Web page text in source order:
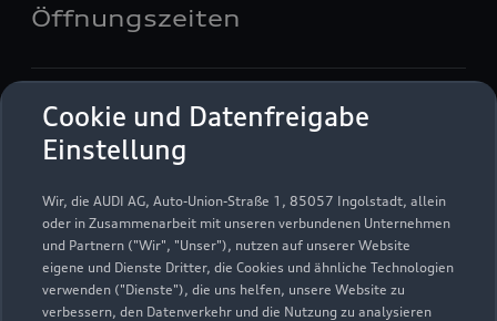
Cookie und Datenfreigabe
Einstellung
Wir, die AUDI AG, Auto-Union-Straße 1, 85057 Ingolstadt, allein
oder in Zusammenarbeit mit unseren verbundenen Unternehmen
und Partnern ("Wir", "Unser"), nutzen auf unserer Website
eigene und Dienste Dritter, die Cookies und ähnliche Technologien
verwenden ("Dienste"), die uns helfen, unsere Website zu
verbessern, den Datenverkehr und die Nutzung zu analysieren
Öffnungszeiten
Geschlossen ,öffnet am Samstag 09:30
Geschlossen ,öffnet am Samstag 08:00
Teile- & Zubehörverkauf
Geschlossen,öffnet am Samstag 08:00